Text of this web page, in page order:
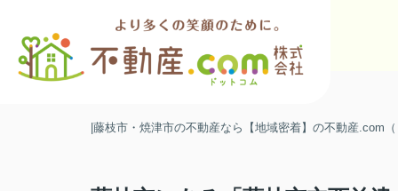
|藤枝市・焼津市の不動産なら【地域密着】の不動産.com